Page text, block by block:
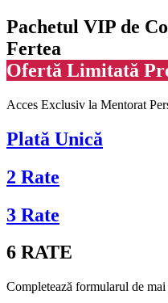
Pachetul VIP de
Fertea
Ofertă Limitată
Acces Exclusiv la Mentorat
Plată Unică
2 Rate
3 Rate
6 RATE
Completează formularul de